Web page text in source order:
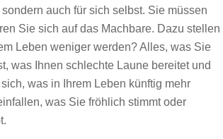
auch für sich selbst. Sie müssen
Sie sich auf das Machbare. Dazu stellen
Leben weniger werden? Alles, was Sie
was Ihnen schlechte Laune bereitet und
was in Ihrem Leben künftig mehr
was Sie fröhlich stimmt oder